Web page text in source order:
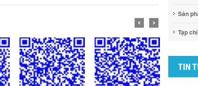
Sản
Tạp chí
TIN